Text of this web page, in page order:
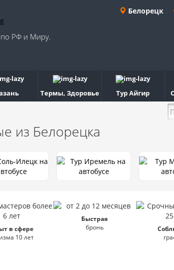
Белорецк
РФ и Миру.
Термы, Здоровье Тур Айгир
из Белорецка
в сфере
10 лет
Быстрая
бронь